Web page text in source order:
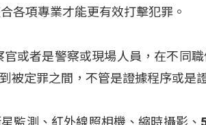
各項專業才能更有效打擊犯罪。
或者是警察或現場人員，在不同
被定罪之間，不管是證據程序或是
監測、紅外線照相機、縮時攝影、